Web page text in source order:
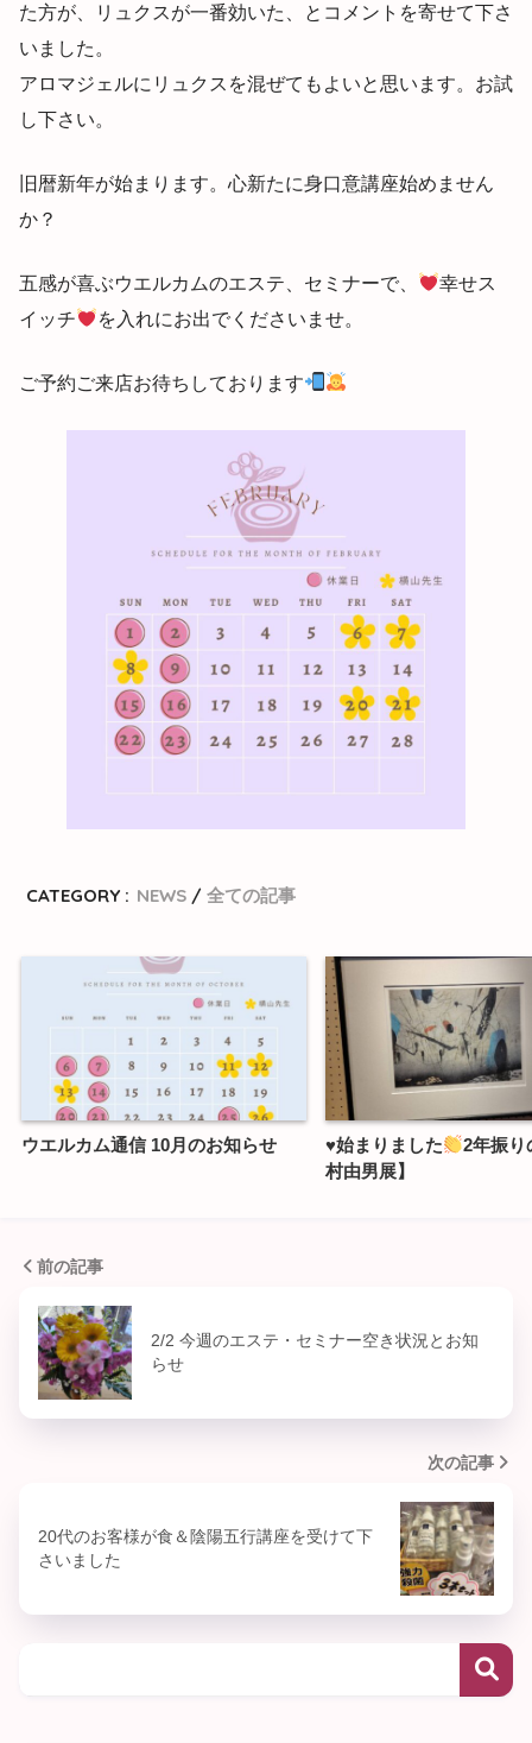
た方が、リュクスが一番効いた、とコメントを寄せて下さ
いました。
アロマジェルにリュクスを混ぜてもよいと思います。お試
し下さい。
旧暦新年が始まります。心新たに身口意講座始めません
か？
五感が喜ぶウエルカムのエステ、セミナーで、
幸せス
イッチ
を入れにお出でくださいませ。
ご予約ご来店お待ちしております
CATEGORY : NEWS 全ての記事
ウエルカム通信 10月のお知らせ ♥始まりました
2年振
村由男展】
前の記事
2/2 今週のエステ・セミナー空き状況とお知
らせ
次の記事
20代のお客様が食＆陰陽五行講座を受けて下
さいました